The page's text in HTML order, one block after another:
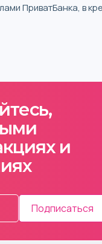
ПриватБанка, в
и
Подписаться